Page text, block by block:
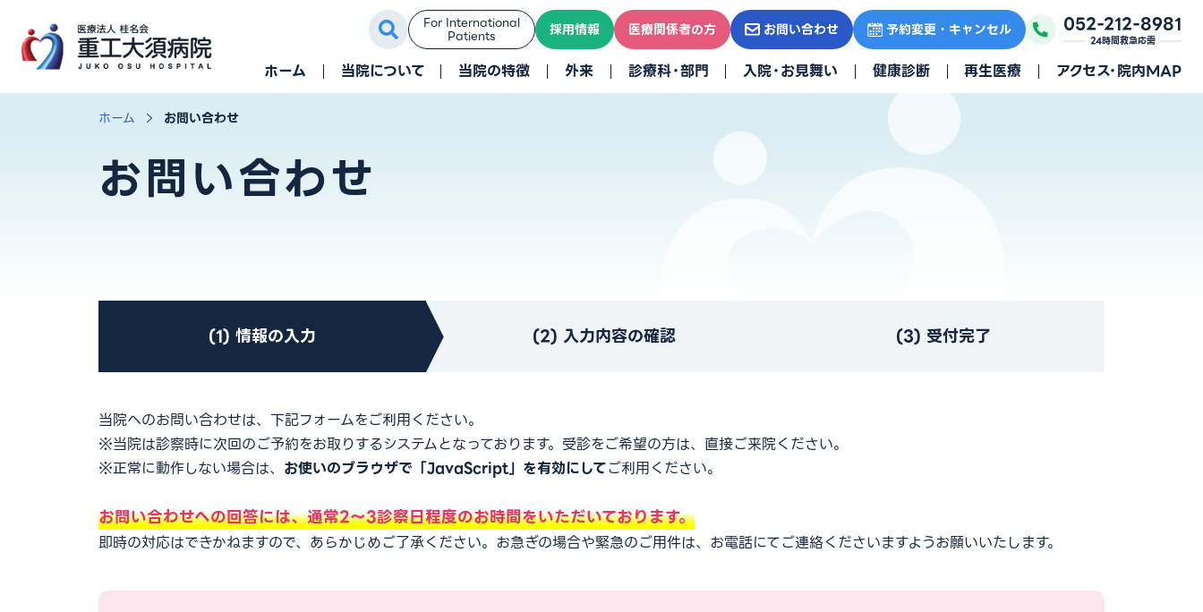
For International
Patients 採用情報 医療関係者の方 お問い合わせ 予約変更・キャンセル 052-212-8981
24時間救急応需
ホーム 当院について 当院の特徴 外来 診療科・部門 入院・お見舞い 健康診断 再生医療 アクセス・院内MAP
ホーム お問い合わせ
お問い合わせ
(1) 情報の入力 (2) 入力内容の確認 (3) 受付完了
当院へのお問い合わせは、下記フォームをご利用ください。
※当院は診察時に次回のご予約をお取りするシステムとなっております。受診をご希望の方は、直接ご来院ください。
※正常に動作しない場合は、 お使いのブラウザで「JavaScript」を有効にしてご利用ください。
お問い合わせへの回答には、通常2〜3診察日程度のお時間をいただいております。
即時の対応はできかねますので、あらかじめご了承ください。お急ぎの場合や緊急のご用件は、お電話にてご連絡くださいますようお願いいたします。